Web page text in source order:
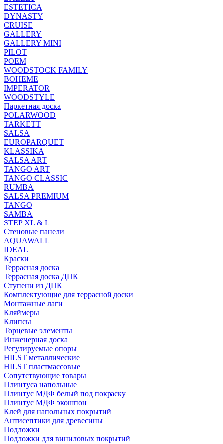
ESTETICA
DYNASTY
CRUISE
GALLERY
GALLERY MINI
PILOT
POEM
WOODSTOCK FAMILY
BOHEME
IMPERATOR
WOODSTYLE
Паркетная доска
POLARWOOD
TARKETT
SALSA
EUROPARQUET
KLASSIKA
SALSA ART
TANGO ART
TANGO CLASSIC
RUMBA
SALSA PREMIUM
TANGO
SAMBA
STEP XL & L
Стеновые панели
AQUAWALL
IDEAL
Краски
Террасная доска
Террасная доска ДПК
Ступени из ДПК
Комплектующие для террасной доски
Монтажные лаги
Кляймеры
Клипсы
Торцевые элементы
Инженерная доска
Регулируемые опоры
HILST металлические
HILST пластмассовые
Сопутствующие товары
Плинтуса напольные
Плинтус МДФ белый под покраску
Плинтус МДФ экошпон
Клей для напольных покрытий
Антисептики для древесины
Подложки
Подложки для виниловых покрытий